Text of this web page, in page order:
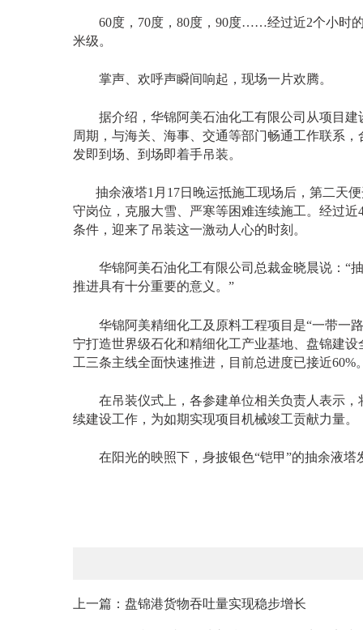
60度，70度，80度，90度……经过近2个小时的
米级。
掌声、欢呼声瞬间响起，现场一片欢腾。
据介绍，华锦阿美石油化工有限公司从项目建
周期，与海关、海事、交通等部门畅通工作联系
发即到场、到场即着手吊装。
抽余液塔1月17日晚运抵施工现场后，第二天
守岗位，克服大雪、严寒等困难连续施工。经过
条件，迎来了吊装这一激动人心的时刻。
华锦阿美石油化工有限公司总裁金晓晨说： “
推进具有十分重要的意义。”
华锦阿美精细化工及原料工程项目是“一带一
宁打造世界级石化和精细化工产业基地、盘锦建
工三条主线全面快速推进，目前总进度已接近60%
在吊装仪式上，各参建单位相关负责人表示，
续建设工作，为如期实现项目机械竣工贡献力量。
在阳光的映照下，身披银色“铠甲”的抽余液塔
上一篇：盘锦港货物吞吐量实现稳步增长